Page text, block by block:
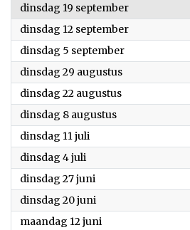
dinsdag 19 september2023
dinsdag 12 september2023
dinsdag 5 september2023
dinsdag 29 augustus2023
dinsdag 22 augustus2023
dinsdag 8 augustus2023
dinsdag 11 juli
dinsdag 4 juli
dinsdag 27 juni
dinsdag 20 juni
maandag 12 juni